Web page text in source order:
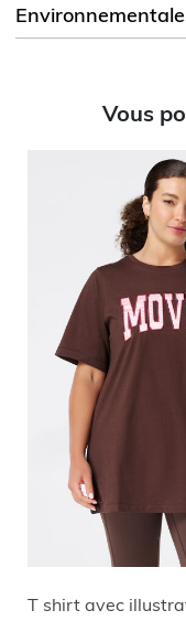
Vous
T shirt avec